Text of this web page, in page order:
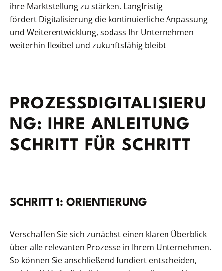
ihre Marktstellung zu stärken. Langfristig
fördert Digitalisierung die kontinuierliche Anpassung
und Weiterentwicklung, sodass Ihr Unternehmen
weiterhin flexibel und zukunftsfähig bleibt.
PROZESSDIGITALISIERU
NG: IHRE ANLEITUNG
SCHRITT FÜR SCHRITT
SCHRITT 1: ORIENTIERUNG
Verschaffen Sie sich zunächst einen klaren Überblick
über alle relevanten Prozesse in Ihrem Unternehmen.
So können Sie anschließend fundiert entscheiden,